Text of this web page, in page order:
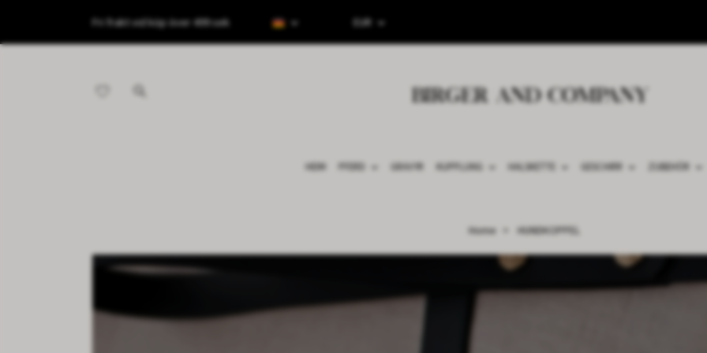
Fri frakt vid köp över 499 sek EUR
HEIM PFERD GRAVYR KUPPLUNG HALSKETTE GESCHIRR ZUBEHÖR
Home HUNDKOPPEL